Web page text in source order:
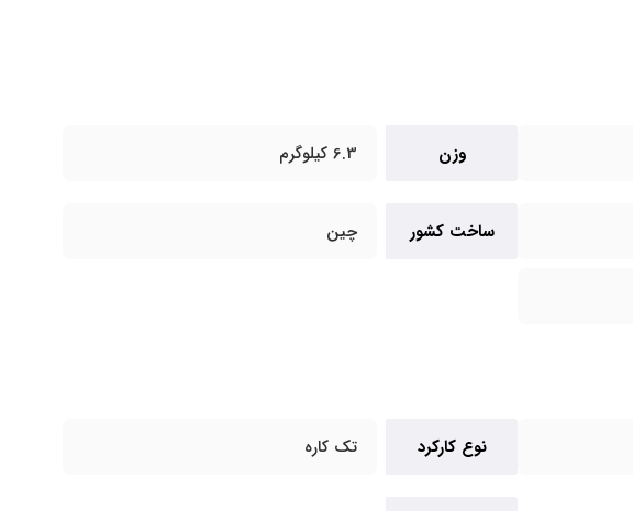
وزن 6.3 کیلوگرم
ساخت کشور چین
نوع کارکرد تک کاره